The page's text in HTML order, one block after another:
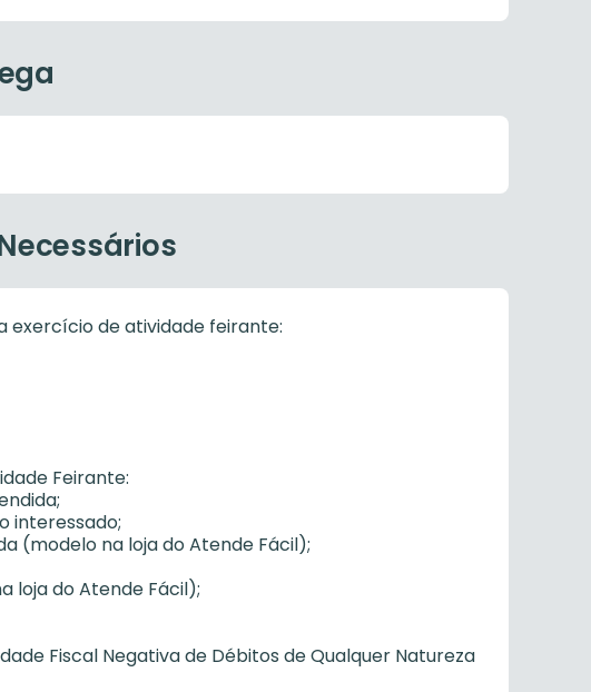
exercício de atividade feirante:
Feirante:
interessado;
(modelo na loja do Atende Fácil);
loja do Atende Fácil);
Fiscal Negativa de Débitos de Qualquer Natureza